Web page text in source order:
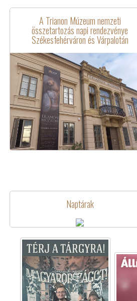
A Trianon Múzeum nemzeti
összetartozás napi rendezvénye
Székesfehérváron és Várpalotán
Naptárak